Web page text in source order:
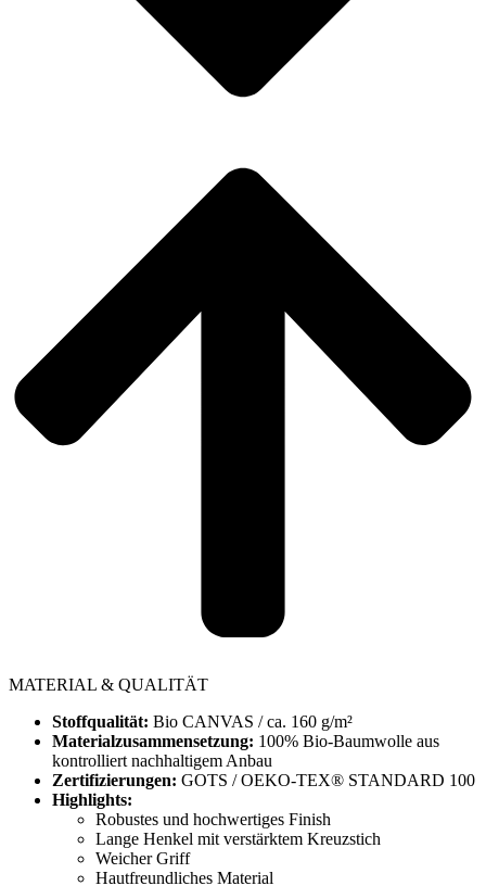
MATERIAL & QUALITÄT
Stoffqualität: Bio CANVAS / ca. 160 g/m²
Materialzusammensetzung: 100% Bio-Baumwolle aus
kontrolliert nachhaltigem Anbau
Zertifizierungen: GOTS / OEKO-TEX® STANDARD 100
Highlights:
Robustes und hochwertiges Finish
Lange Henkel mit verstärktem Kreuzstich
Weicher Griff
Hautfreundliches Material